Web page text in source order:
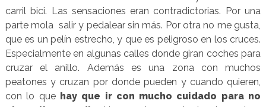
carril bici. Las sensaciones eran contradictorias. Por una
parte mola salir y pedalear sin más. Por otra no me gusta,
que es un pelín estrecho, y que es peligroso en los cruces.
Especialmente en algunas calles donde giran coches para
cruzar el anillo. Además es una zona con muchos
peatones y cruzan por donde pueden y cuando quieren,
con lo que hay que ir con mucho cuidado para no